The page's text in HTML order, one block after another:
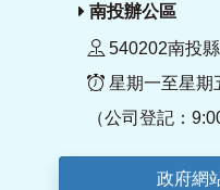
南投辦公區
540202南投
星期一至星期
（公司登記：
政府網